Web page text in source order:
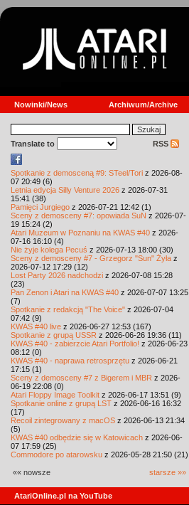
Nowinki/News Archiwum/Archive
Translate to RSS
Spotkanie z demosceną #9: STeel/Tori z 2026-08-
07 20:49 (6)
Letnia edycja Silly Venture 2026 z 2026-07-31
15:41 (38)
Pamięci Jurgiego z 2026-07-21 12:42 (1)
Sceny z demosceny #7: opowiada SuN z 2026-07-
19 15:24 (2)
Atari Muzeum w Poznaniu na KWAS #40 z 2026-
07-16 16:10 (4)
Nie żyje kolega Pecuś z 2026-07-13 18:00 (30)
Sceny z demosceny #7 - Grzegorz "Sun" Żyła z
2026-07-12 17:29 (12)
Lost Party 2026 nadchodzi z 2026-07-08 15:28
(23)
Pan Zenon i Atari na KWAS #40 z 2026-07-07 13:25
(7)
Spotkanie z redakcją "The Voice" z 2026-07-04
07:42 (9)
KWAS #40 live z 2026-06-27 12:53 (167)
Spotkanie z grupą USSR z 2026-06-26 19:36 (11)
KWAS #40 - zabierzcie Atari Portfolio! z 2026-06-23
08:12 (0)
KWAS #40 - naprawa retrosprzętu z 2026-06-21
17:15 (1)
Sceny z demosceny #7 z Bigerem i MBR z 2026-
06-19 22:08 (0)
Atari Floppy Image Toolkit z 2026-06-17 13:51 (9)
Spotkanie online z grupą LST z 2026-06-16 16:32
(17)
Recoil zintegrowany z macOS z 2026-06-13 21:34
(5)
KWAS #40 odbędzie się w Katowicach z 2026-06-
07 17:59 (25)
Commodore po atarowsku z 2026-05-28 21:50 (21)
«« nowsze starsze »»
AtariOnline.pl na YouTube